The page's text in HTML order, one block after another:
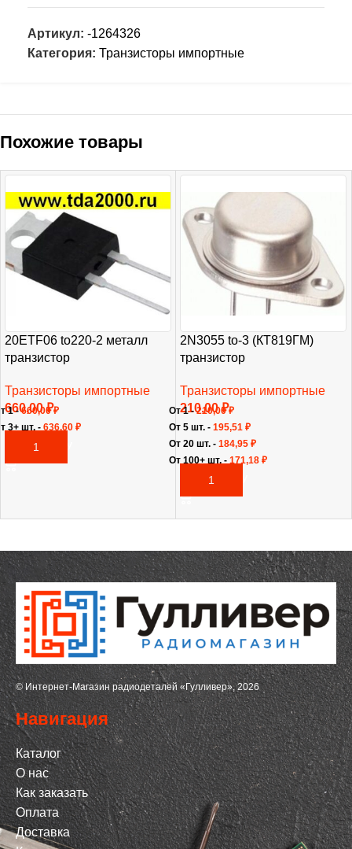
Артикул: -1264326
Категория: Транзисторы импортные
Похожие товары
20ETF06 to220-2 металл
транзистор
Транзисторы импортные
660,00₽
В КОРЗИНУ
1 -660,00₽
3+ шт. - 636,60 ₽
2N3055 to-3 (КТ819ГМ)
транзистор
Транзисторы импортные
210,00₽
В КОРЗИНУ
От 1 -210,00₽
От 5 шт. - 195,51 ₽
От 20 шт. - 184,95 ₽
От 100+ шт. - 171,18 ₽
© Интернет-Магазин радиодеталей «Гулливер», 2026
Навигация
Каталог
О нас
Как заказать
Оплата
Доставка